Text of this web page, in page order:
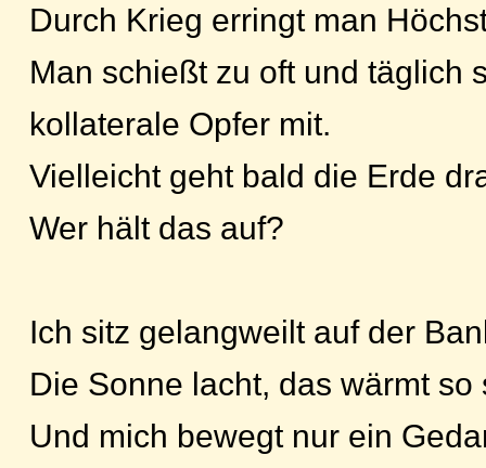
Durch Krieg erringt man
Man schießt zu oft und täglich
kollaterale Opfer mit.
Vielleicht geht bald die Erde
Wer hält das auf?
Ich sitz gelangweilt auf der
Die Sonne lacht, das wärmt so
Und mich bewegt nur ein